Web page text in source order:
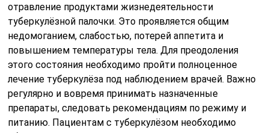
отравление продуктами жизнедеятельности
туберкулёзной палочки. Это проявляется общим
недомоганием, слабостью, потерей аппетита и
повышением температуры тела. Для преодоления
этого состояния необходимо пройти полноценное
лечение туберкулёза под наблюдением врачей. Важно
регулярно и вовремя принимать назначенные
препараты, следовать рекомендациям по режиму и
питанию. Пациентам с туберкулёзом необходимо